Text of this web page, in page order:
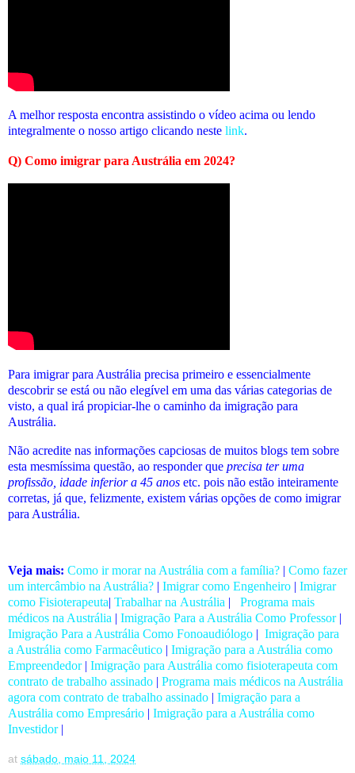
A melhor resposta encontra assistindo o vídeo acima ou lendo
integralmente o nosso artigo clicando neste link.
Q) Como imigrar para Austrália em 2024?
Para imigrar para Austrália precisa primeiro e essencialmente
descobrir se está ou não elegível em uma das várias categorias de
visto, a qual irá propiciar-lhe o caminho da imigração para
Austrália.
Não acredite nas informações capciosas de muitos blogs tem sobre
esta mesmíssima questão, ao responder que precisa ter uma
profissão, idade inferior a 45 anos etc. pois não estão inteiramente
corretas, já que, felizmente, existem várias opções de como imigrar
para Austrália.
Veja mais: Como ir morar na Austrália com a família? | Como fazer
um intercâmbio na Austrália? | Imigrar como Engenheiro | Imigrar
como Fisioterapeuta| Trabalhar na Austrália |
Programa mais
médicos na Austrália | Imigração Para a Austrália Como Professor|
Imigração Para a Austrália Como Fonoaudiólogo | Imigração para
a Austrália como Farmacêutico | Imigração para a Austrália como
Empreendedor| Imigração para Austrália como fisioterapeuta com
contrato de trabalho assinado | Programa mais médicos na Austrália
agora com contrato de trabalho assinado | Imigração para a
Austrália como Empresário | Imigração para a Austrália como
Investidor|
at sábado, maio 11, 2024